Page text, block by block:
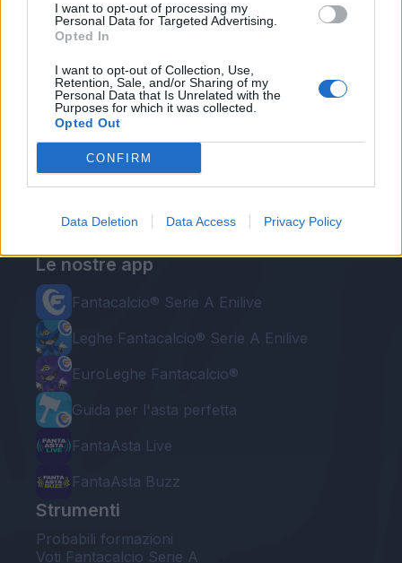
I want to opt-out of processing my
Personal Data for Targeted Advertising.
Opted In
I want to opt-out of Collection, Use,
Retention, Sale, and/or Sharing of my
Personal Data that Is Unrelated with the
Purposes for which it was collected.
Opted Out
CONFIRM
Data Deletion Data Access Privacy Policy
Autore
Redazione Fantacalcio.it
Le nostre app
Fantacalcio® Serie A Enilive
Leghe Fantacalcio® Serie A Enilive
EuroLeghe Fantacalcio®
Guida per l'asta perfetta
FantaAsta Live
FantaAsta Buzz
Strumenti
Probabili formazioni
Voti Fantacalcio Serie A